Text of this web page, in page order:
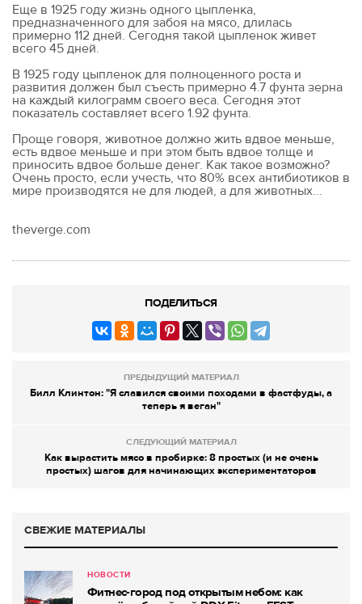
Еще в 1925 году жизнь одного цыпленка,
предназначенного для забоя на мясо, длилась
примерно 112 дней. Сегодня такой цыпленок живет
всего 45 дней.
В 1925 году цыпленок для полноценного роста и
развития должен был съесть примерно 4.7 фунта зерна
на каждый килограмм своего веса. Сегодня этот
показатель составляет всего 1.92 фунта.
Проще говоря, животное должно жить вдвое меньше,
есть вдвое меньше и при этом быть вдвое толще и
приносить вдвое больше денег. Как такое возможно?
Очень просто, если учесть, что 80% всех антибиотиков в
мире производятся не для людей, а для животных...
theverge.com
ПОДЕЛИТЬСЯ
ПРЕДЫДУЩИЙ МАТЕРИАЛ
Билл Клинтон: "Я славился своими походами в фастфуды, а
теперь я веган"
СЛЕДУЮЩИЙ МАТЕРИАЛ
Как вырастить мясо в пробирке: 8 простых (и не очень
простых) шагов для начинающих экспериментаторов
СВЕЖИЕ МАТЕРИАЛЫ
НОВОСТИ
Фитнес-город под открытым небом: как